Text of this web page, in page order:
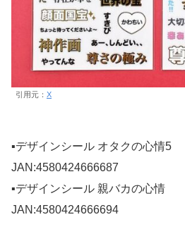
引用元： X
▪️デザインシール オタクの心情5
JAN:4580424666687
▪️デザインシール 親バカの心情
JAN:4580424666694